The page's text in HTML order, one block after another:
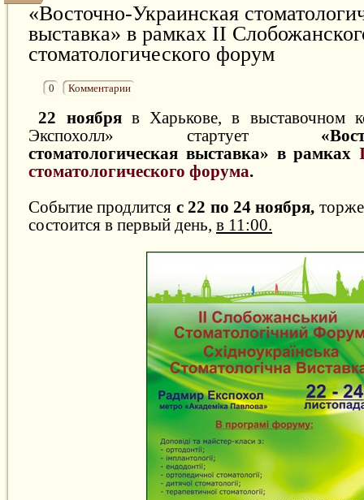
«Восточно-Украинская
выставка» в рамках II
стоматологического форум
0 Комментарии
22 ноябряв Харькове, в выставочном
Экспохолл» стартует
стоматологическая выставка» в рамках
стоматологического форума.
Событие продлится с 22 по 24 ноября,
состоится в первый день, в 11:00.